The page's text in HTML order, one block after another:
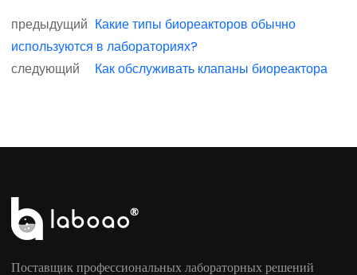
предыдущий Какие типы биореакторов обычно
используются в лабораториях?
следующий
Как обслуживать клапаны биореактора
Поставщик профессиональных лабораторных решений